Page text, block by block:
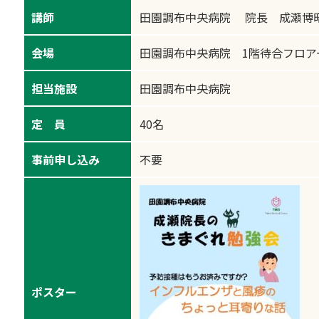
講師 田園調布中央病院 院長 成瀬博
会場 田園調布中央病院 1階待合フロア
担当施設 田園調布中央病院
定 員 40名
事前申し込み 不要
ポスター